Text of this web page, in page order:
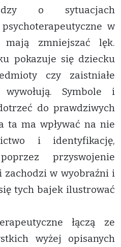
o sytuacjach
w
mają zmniejszać lęk.
pokazuje się dziecku
czy zaistniałe
Symbole i
do prawdziwych
ta ma wpływać na nie
i identyfikację,
przyswojenie
zachodzi w wyobraźni i
tych bajek ilustrować
łączą ze
wyżej opisanych